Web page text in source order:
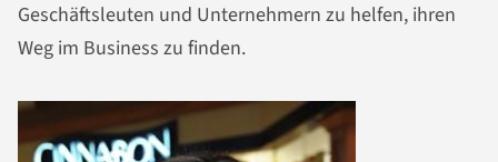
Geschäftsleuten und Unternehmern zu helfen, ihren
Weg im Business zu finden.